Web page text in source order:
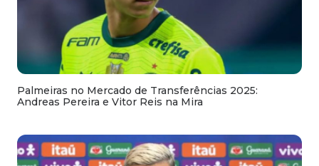
Palmeiras no Mercado de Transferências 2025:
Andreas Pereira e Vitor Reis na Mira